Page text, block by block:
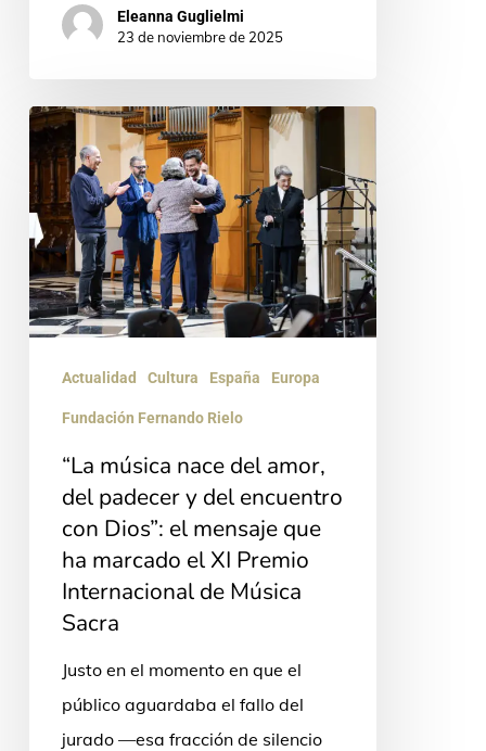
Eleanna Guglielmi
23 de noviembre de 2025
“La
música
nace
del
amor,
del
padecer
Dios”:
mensaje
marcado
Actualidad Cultura España Europa
Fundación Fernando Rielo
“La música nace del amor,
del padecer y del encuentro
con Dios”: el mensaje que
ha marcado el XI Premio
Internacional de Música
Sacra
Justo en el momento en que el
público aguardaba el fallo del
jurado —esa fracción de silencio